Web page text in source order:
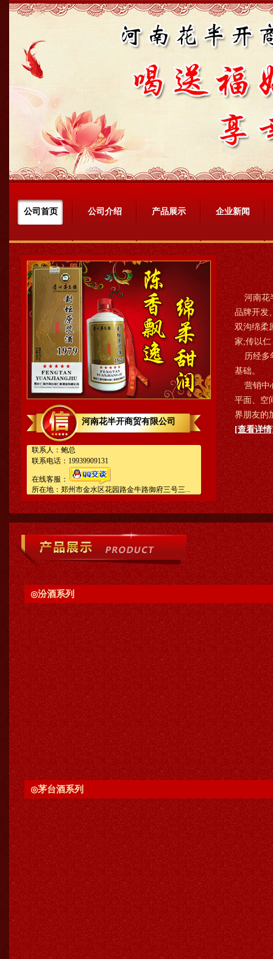
公司首页 公司介绍 产品展示 企业新闻
河南花半开商贸有限公司
联系人：鲍总
联系电话：19939909131
在线客服：
所在地：郑州市金水区花园路金牛路御府三号三...
河南花
品牌开发
双沟绵柔
家;传以
历经多
基础。
营销中
平面、空
界朋友的
[查看详
◎汾酒系列
◎茅台酒系列